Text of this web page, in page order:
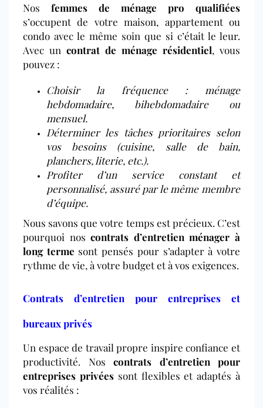
Nos femmes de ménage pro qualifiées
s’occupent de votre maison, appartement ou
condo avec le même soin que si c’était le leur.
Avec un contrat de ménage résidentiel, vous
pouvez :
Choisir la fréquence : ménage
hebdomadaire, bihebdomadaire ou
mensuel.
Déterminer les tâches prioritaires selon
vos besoins (cuisine, salle de bain,
planchers, literie, etc.).
Profiter d’un service constant et
personnalisé, assuré par le même membre
d’équipe.
Nous savons que votre temps est précieux. C’est
pourquoi noscontrats d’entretien ménager à
long terme sont pensés pour s’adapter à votre
rythme de vie, à votre budget et à vos exigences.
Contrats d’entretien pour entreprises et
bureaux privés
Un espace de travail propre inspire confiance et
productivité. Nos contrats d’entretien pour
entreprises privéessont flexibles et adaptés à
vos réalités :